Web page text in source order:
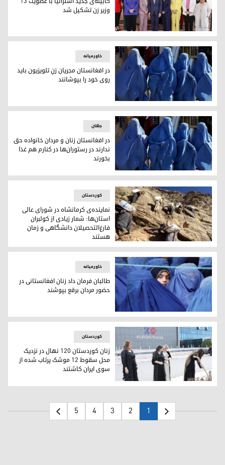
حضور زنان وزیر در کابینه‌ی جدید استرالیا
وزیر زن تشکیل شد
.
خاورمیانه
در افغانستان مجریان زنِ تلویزیون باید
روی خود را بپوشانند
زنان افغانستان/ آرشیو
جهان
در افغانستان زنان و مردان خانواده حق
ندارند در رستوران‌ها در کنارم هم غذا
بخورند
کولبران کورد در مناطق صعب‌العبور/ آرشیو
کوردستان
نماینده‌ی کرمانشاه در شورای عالی
استان‌ها: شمار زیادی از کولبران
فارغ‌التحصیلان دانشگاهی و زمان
هستند
طالبان فرمان داد زنان افغانستانی در حضور مردان برقع بپوشند
خاورمیانه
طالبان فرمان داد زنان افغانستانی در
حضور مردان برقع بپوشند
کاشت نهال از سوی اعضای شورای زنان کوردستان در محوطه‌ی
کوردستان
زنان کوردستان ١٢٠ نهال در نزدیک
محل سقوط ١٢ موشک پرتاب شده از
سوی ایران کاشتند
1
2
3
4
5